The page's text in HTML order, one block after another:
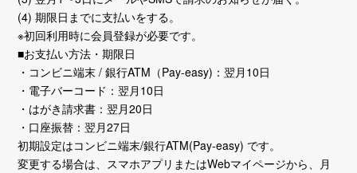
(4) 期限日までに支払いをする。
※初回利用時に会員登録が必要です。
■お支払い方法・期限日
・コンビニ端末 / 銀行ATM（Pay-easy)：翌月10日
・電子バーコード：翌月10日
・はがき請求書：翌月20日
・口座振替：翌月27日
初期設定はコンビニ端末/銀行ATM(Pay-easy) です。
変更する場合は、スマホアプリまたはWebマイページから、月